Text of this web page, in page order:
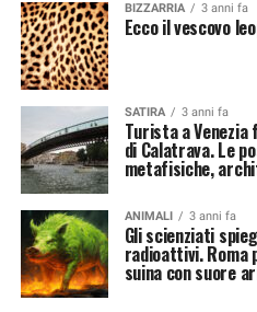
BIZZARRIA 3 anni fa
Ecco il vescovo
SATIRA 3 anni fa
Turista a
di Calatrava. Le
metafisiche,
ANIMALI 3 anni fa
Gli scienziati
radioattivi. Roma
suina con suore